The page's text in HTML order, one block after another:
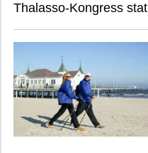
Thalasso-Kongress stat